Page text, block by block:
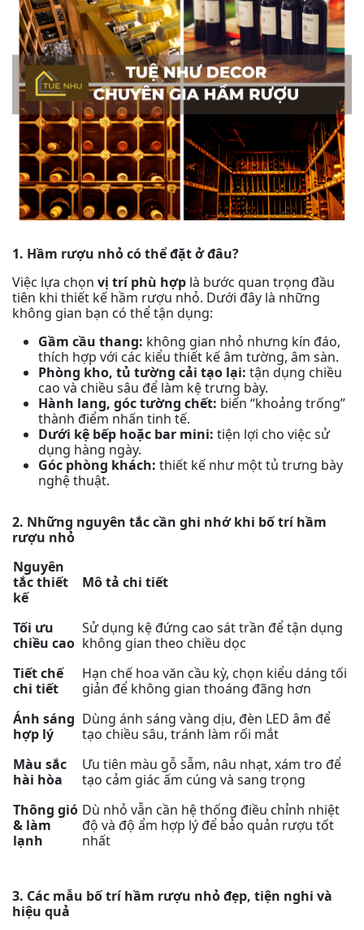
1. Hầm rượu nhỏ có thể đặt ở đâu?
Việc lựa chọn vị trí phù hợp là bước quan trọng đầu
tiên khi thiết kế hầm rượu nhỏ. Dưới đây là những
không gian bạn có thể tận dụng:
Gầm cầu thang: không gian nhỏ nhưng kín đáo,
thích hợp với các kiểu thiết kế âm tường, âm sàn.
Phòng kho, tủ tường cải tạo lại: tận dụng chiều
cao và chiều sâu để làm kệ trưng bày.
Hành lang, góc tường chết: biến “khoảng trống”
thành điểm nhấn tinh tế.
Dưới kệ bếp hoặc bar mini: tiện lợi cho việc sử
dụng hàng ngày.
Góc phòng khách: thiết kế như một tủ trưng bày
nghệ thuật.
2. Những nguyên tắc cần ghi nhớ khi bố trí hầm
rượu nhỏ
Nguyên
tắc thiết
kế
Mô tả chi tiết
Tối ưu
chiều cao
Sử dụng kệ đứng cao sát trần để tận dụng
không gian theo chiều dọc
Tiết chế
chi tiết
Hạn chế hoa văn cầu kỳ, chọn kiểu dáng tối
giản để không gian thoáng đãng hơn
Ánh sáng
hợp lý
Dùng ánh sáng vàng dịu, đèn LED âm để
tạo chiều sâu, tránh làm rối mắt
Màu sắc
hài hòa
Ưu tiên màu gỗ sẫm, nâu nhạt, xám tro để
tạo cảm giác ấm cúng và sang trọng
Thông gió
& làm
lạnh
Dù nhỏ vẫn cần hệ thống điều chỉnh nhiệt
độ và độ ẩm hợp lý để bảo quản rượu tốt
nhất
3. Các mẫu bố trí hầm rượu nhỏ đẹp, tiện nghi và
hiệu quả